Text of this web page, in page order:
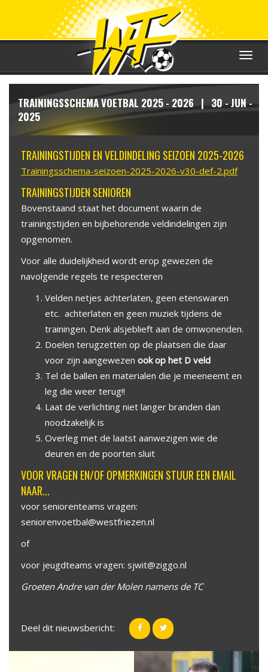
Toggle
TRAININGSSCHEMA VOETBAL 2025 - 2026 | 30 - JUN -
2025
TRAININGSTIJDEN EN VELDINDELING SEIZOEN 2025-2026
Trainingsschema-seizoen-2025-2026-v30-def-2.pdf
TRAININGSTIJDEN SENIOREN
Bovenstaand staat het document waarin de
trainingstijden en bijbehorende veldindelingen zijn
opgenomen.
Voor alle duidelijkheid wordt erop gewezen de
navolgende regels te respecteren
Velden netjes achterlaten, geen etenswaren
etc. achterlaten en geen muziek tijdens de
trainingen. Denk alsjeblieft aan de omwonenden.
Doelen terugzetten op de plaatsen die daar
voor zijn aangewezen ook op het D veld
Tel de ballen en materialen die je meeneemt en
leg die weer terug!!
Laat de verlichting niet langer branden dan
noodzakelijk is
Overleg met de laatst aanwezigen wie de
deuren en de poorten sluit
VOOR VRAGEN EN/OF OPMERKINGEN STUUR EEN EMAIL
NAAR...
voor seniorenteams vragen:
seniorenvoetbal@westfriezen.nl
of
voor jeugdteams vragen: sjwit@ziggo.nl
Groeten Andre van der Molen namens de TC
Deel dit nieuwsbericht: